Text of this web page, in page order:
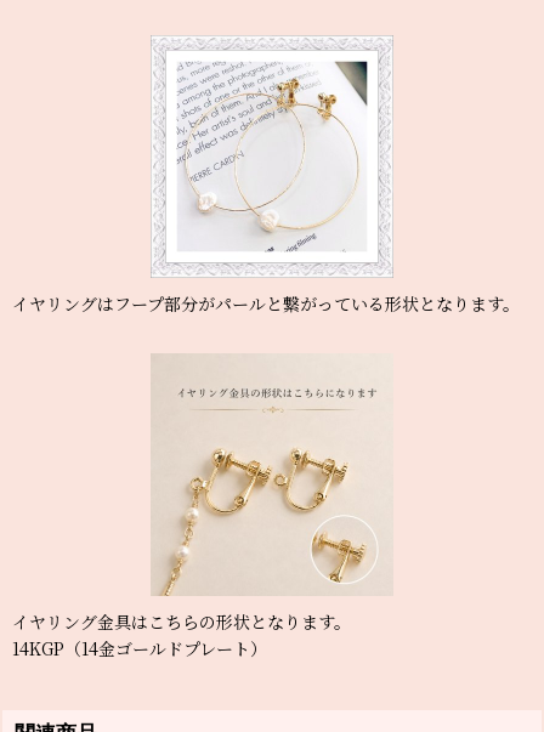
イヤリングはフープ部分がパールと繋がっている形状となります。
イヤリング金具はこちらの形状となります。
14KGP（14金ゴールドプレート）